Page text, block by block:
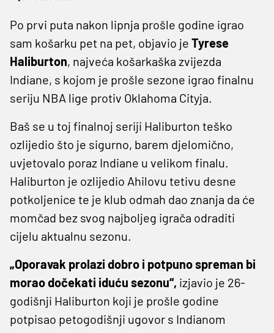
Po prvi puta nakon lipnja prošle godine igrao
sam košarku pet na pet, objavio je Tyrese
Haliburton, najveća košarkaška zvijezda
Indiane, s kojom je prošle sezone igrao finalnu
seriju NBA lige protiv Oklahoma Cityja.
Baš se u toj finalnoj seriji Haliburton teško
ozlijedio što je sigurno, barem djelomično,
uvjetovalo poraz Indiane u velikom finalu.
Haliburton je ozlijedio Ahilovu tetivu desne
potkoljenice te je klub odmah dao znanja da će
momčad bez svog najboljeg igrača odraditi
cijelu aktualnu sezonu.
„Oporavak prolazi dobro i potpuno spreman bi
morao dočekati iduću sezonu“, izjavio je 26-
godišnji Haliburton koji je prošle godine
potpisao petogodišnji ugovor s Indianom